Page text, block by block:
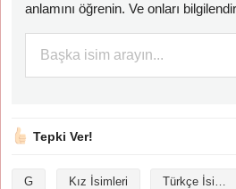
anlamını öğrenin. Ve onları
Tepki Ver!
G Kız İsimleri Türkçe İsimler